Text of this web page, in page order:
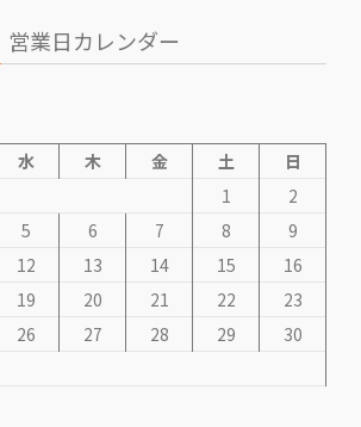
営業日カレンダー
水 木 金 土
日
1
2
5 6 7 8
9
12 13 14 15
16
19 20 21 22
23
26 27 28 29
30